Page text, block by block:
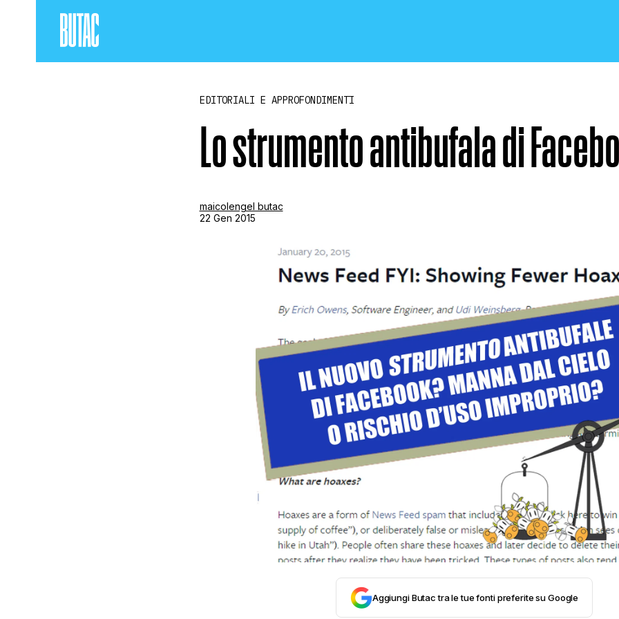
SALUTE E MEDICINA
STORIA E CITAZIONI
INTRATTENIMENTO
COMPLOTTI, LEGGENDE URBANE ED
EDITORIALI
TRUFFE E SOCIAL NETWORK
CLIMA ED ENERGIA
EDITORIALI E APPROFONDIMENTI
Lo strumento antibufala di
maicolengel butac
22 Gen 2015
Aggiungi Butac tra le tue fonti preferite su Google